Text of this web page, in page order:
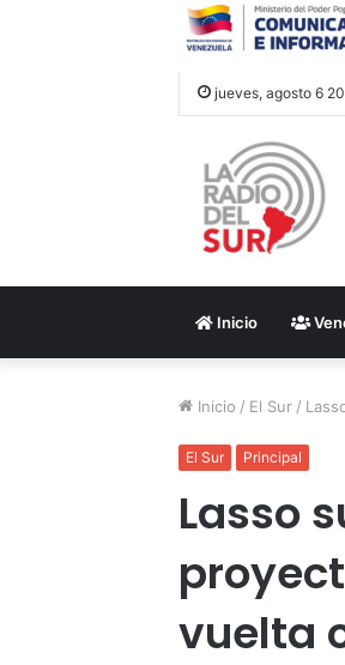
jueves, agosto 6
Inicio
Inicio / El Sur /
El Sur Principal
Lasso
vuelta